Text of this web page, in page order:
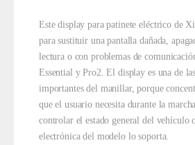
Este display para patinete eléctrico de
para sustituir una pantalla dañada,
lectura o con problemas de
Essential y Pro2. El display es una de
importantes del manillar, porque
que el usuario necesita durante la
controlar el estado general del vehículo
electrónica del modelo lo soporta.